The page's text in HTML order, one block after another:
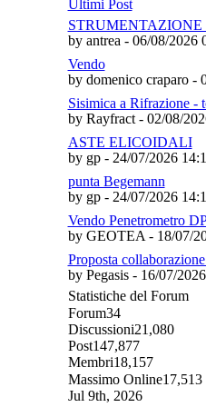
Ultimi Post
STRUMENTAZIONE
by antrea - 06/08/2026
Vendo
by domenico craparo -
Sisimica a Rifrazione -
by Rayfract - 02/08/
ASTE ELICOIDALI
by gp - 24/07/2026
punta Begemann
by gp - 24/07/2026
Vendo Penetrometro
by GEOTEA - 18/07/
Proposta
by Pegasis - 16/07/
Statistiche del Forum
Forum34
Discussioni21,080
Post147,877
Membri18,157
Massimo Online17,513
Jul 9th, 2026